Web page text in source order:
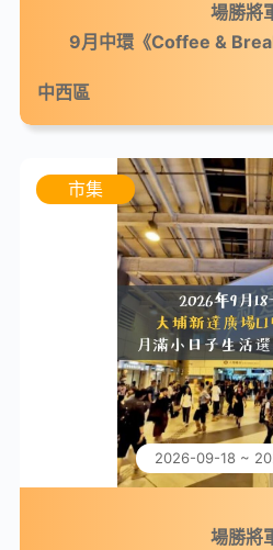
場勝將
9月中環《Coffee &
中西區
市集
2026-09-18 ~
場勝將